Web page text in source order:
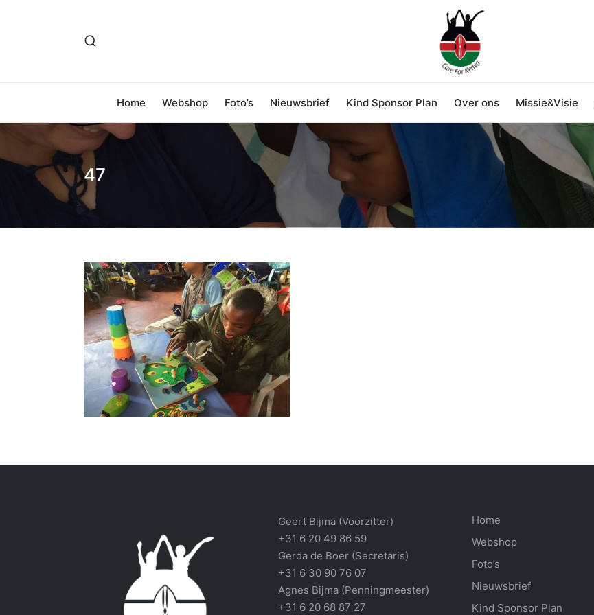
Home Webshop Foto’s Nieuwsbrief Kind Sponsor Plan Over ons Missie&Visie
47
Geert Bijma (Voorzitter)
+31 6 20 49 86 59
Gerda de Boer (Secretaris)
+31 6 30 90 76 07
Agnes Bijma (Penningmeester)
+31 6 20 68 87 27
Home
Webshop
Foto’s
Nieuwsbrief
Kind Sponsor Plan